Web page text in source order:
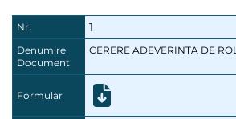
Nr. 1
Denumire
Document
CERERE ADEVERINTA DE ROL
Formular